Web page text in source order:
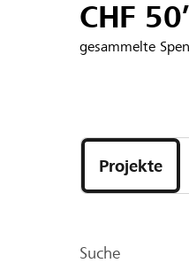
CHF
gesammelte
Projekte
und
Organisationen
Projekte
Suche